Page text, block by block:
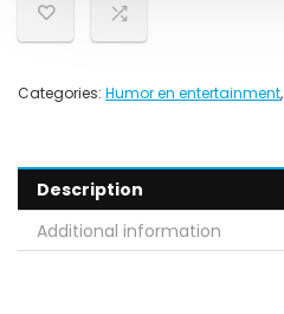
Categories: Humor en entertainment,
Description
Additional information